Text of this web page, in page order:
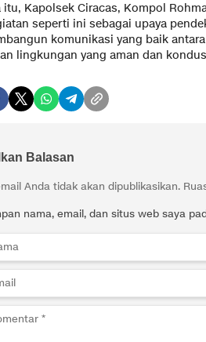
itu, Kapolsek Ciracas, Kompol
seperti ini sebagai upaya
komunikasi yang baik
lingkungan yang aman dan
Balasan
Anda tidak akan dipublikasikan.
nama, email, dan situs web saya